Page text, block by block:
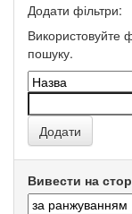
Додати фільтри:
Використовуйте
пошуку.
Вивести на